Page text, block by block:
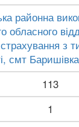
районна
обласного
з
смт
113
1